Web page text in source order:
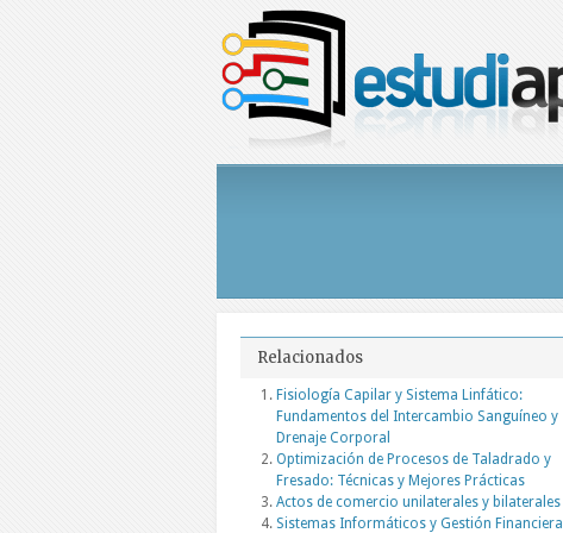
Relacionados
Fisiología Capilar y Sistema Linfático:
Fundamentos del Intercambio Sanguíneo y
Drenaje Corporal
Optimización de Procesos de Taladrado y
Fresado: Técnicas y Mejores Prácticas
Actos de comercio unilaterales y bilaterales
Sistemas Informáticos y Gestión Financiera